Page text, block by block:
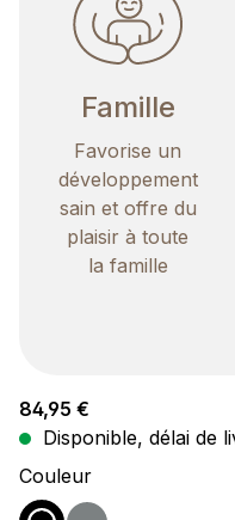
Famille
Favorise un
développement
sain et offre du
plaisir à toute
la famille
Prix régulier :
84,95 €
Disponible, délai de
Sélectionnez
Couleur